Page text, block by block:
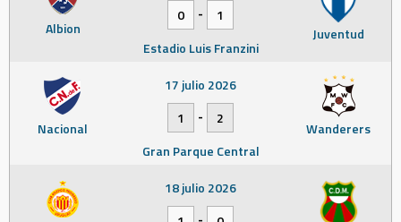
Albion Juventud
0
-
1
Estadio Luis Franzini
Nacional Wanderers
17 julio 2026
1
-
2
Gran Parque Central
18 julio 2026